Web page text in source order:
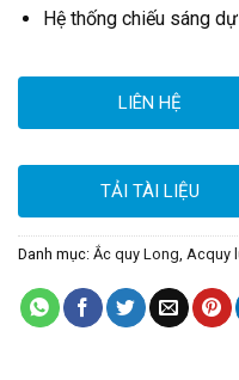
Hệ thống chiếu sáng
LIÊN HỆ
TẢI TÀI LIỆU
Danh mục: Ắc quy Long Acquy